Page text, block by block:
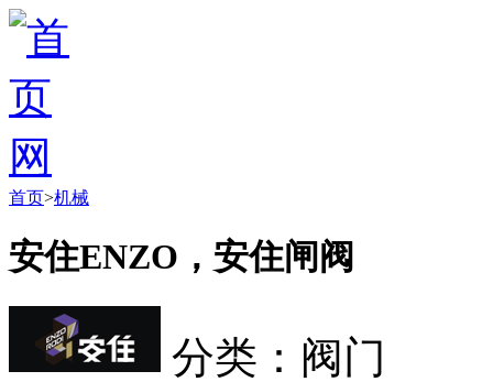
首页>机械
安住ENZO，安住闸阀
分类：阀门